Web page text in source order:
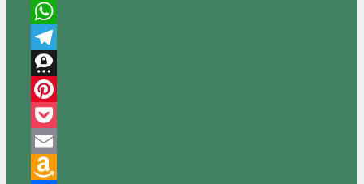
Twitter
WhatsApp
Telegram
Threema
Pinterest
Pocket
Email